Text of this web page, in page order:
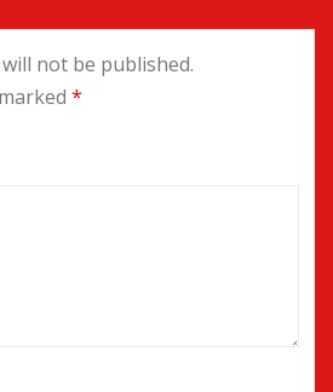
not be published.
*